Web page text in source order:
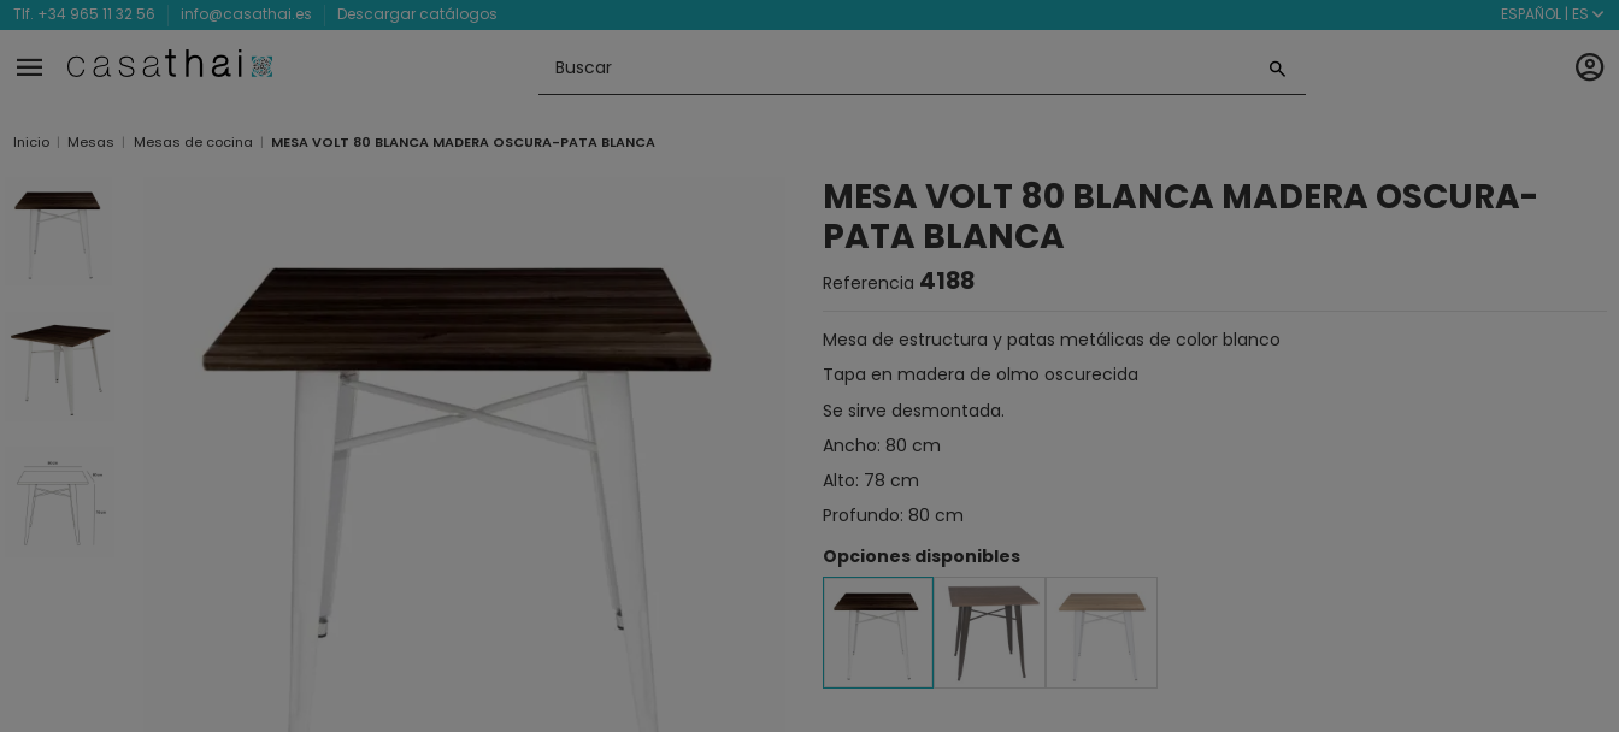
Tlf. +34 965 11 32 56 info@casathai.es Descargar catálogos ESPAÑOL | ES
Inicio Mesas Mesas de cocina MESA VOLT 80 BLANCA MADERA OSCURA-PATA BLANCA
MESA VOLT 80 BLANCA MADERA OSCURA-
PATA BLANCA
Referencia 4188
Mesa de estructura y patas metálicas de color blanco
Tapa en madera de olmo oscurecida
Se sirve desmontada.
Ancho: 80 cm
Alto: 78 cm
Profundo: 80 cm
Opciones disponibles